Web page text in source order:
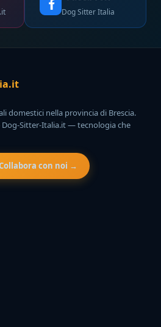
Dog Sitter Italia
domestici nella provincia di Brescia.
Sitter-Italia.it — tecnologia che
con noi →